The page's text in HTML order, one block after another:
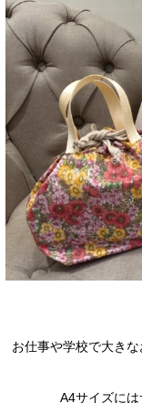
お仕事や学校で大き
A4サイズに